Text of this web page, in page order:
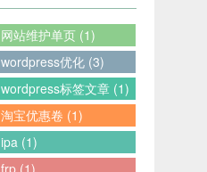
网站维护单页 (1)
wordpress优化 (3)
wordpress标签文章 (1)
淘宝优惠卷 (1)
ipa (1)